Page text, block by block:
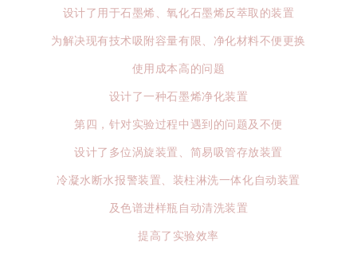
设计了用于石墨烯、氧化石墨烯反萃取的装置
为解决现有技术吸附容量有限、净化材料不便更换
使用成本高的问题
设计了一种石墨烯净化装置
第四，针对实验过程中遇到的问题及不便
设计了多位涡旋装置、简易吸管存放装置
冷凝水断水报警装置、装柱淋洗一体化自动装置
及色谱进样瓶自动清洗装置
提高了实验效率